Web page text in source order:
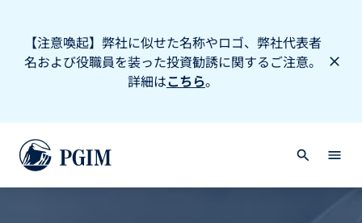
【注意喚起】弊社に似せた名称やロゴ、弊社代表者
名および役職員を装った投資勧誘に関するご注意。
詳細はこちら。